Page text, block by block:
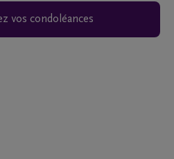
vos condoléances